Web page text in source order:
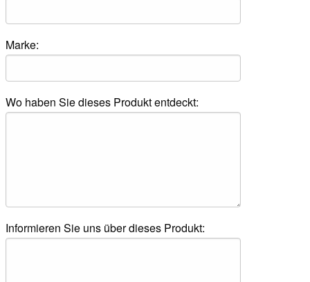
Marke:
Wo haben Sie dieses Produkt entdeckt:
Informieren Sie uns über dieses Produkt: